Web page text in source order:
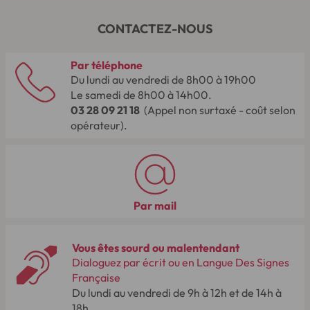
CONTACTEZ-NOUS
Par téléphone
Du lundi au vendredi de 8h00 à 19h00
Le samedi de 8h00 à 14h00.
03 28 09 21 18 (Appel non surtaxé - coût selon
opérateur).
Par mail
Vous êtes sourd ou malentendant
Dialoguez par écrit ou en Langue Des Signes
Française
Du lundi au vendredi de 9h à 12h et de 14h à